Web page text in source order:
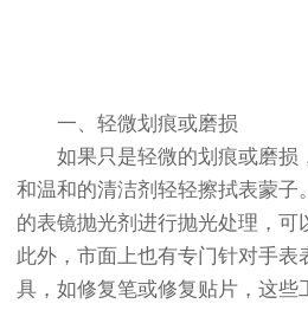
一、轻微划痕或磨损
如果只是轻微的划痕或磨损
和温和的清洁剂轻轻擦拭表蒙子
的表镜抛光剂进行抛光处理，可
此外，市面上也有专门针对手表
具，如修复笔或修复贴片，这些